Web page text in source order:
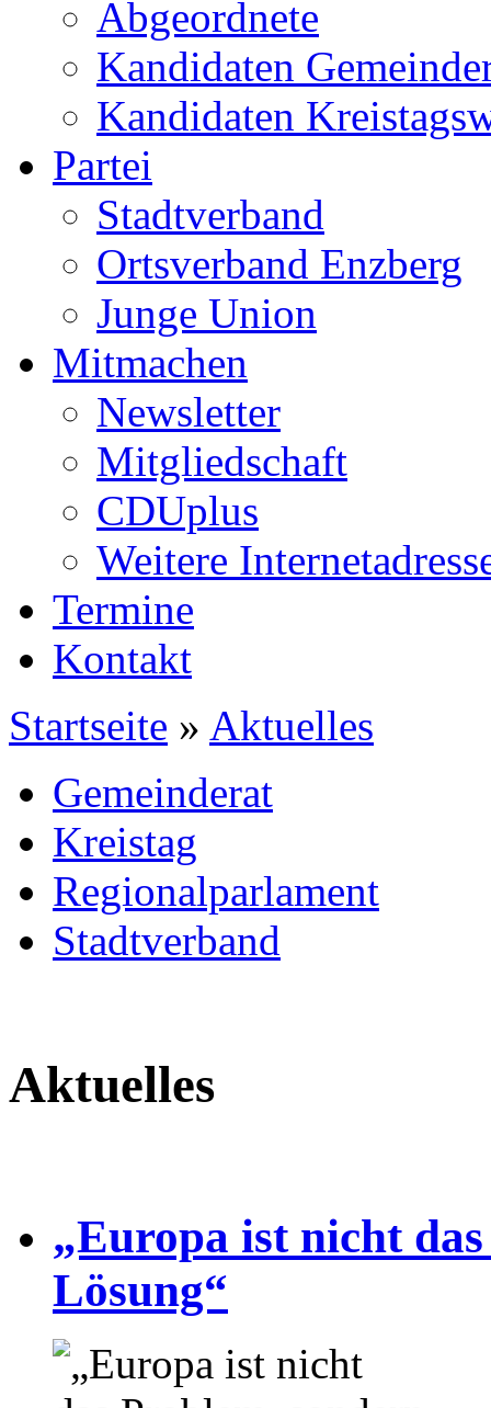
Abgeordnete
Kandidaten
Kandidaten
Partei
Stadtverband
Ortsverband Enzberg
Junge Union
Mitmachen
Newsletter
Mitgliedschaft
CDUplus
Weitere
Termine
Kontakt
Startseite » Aktuelles
Gemeinderat
Kreistag
Regionalparlament
Stadtverband
Aktuelles
„Europa ist nicht
Lösung“